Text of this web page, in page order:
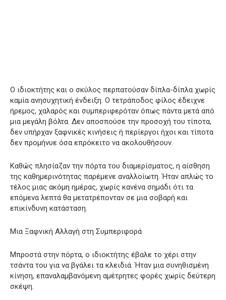
Ο ιδιοκτήτης και ο σκύλος περπατούσαν δίπλα-δίπλα χωρίς
καμία ανησυχητική ένδειξη. Ο τετράποδος φίλος έδειχνε
ήρεμος, χαλαρός και συμπεριφερόταν όπως πάντα μετά από
μια μεγάλη βόλτα. Δεν αποσπούσε την προσοχή του τίποτα,
δεν υπήρχαν ξαφνικές κινήσεις ή περίεργοι ήχοι και τίποτα
δεν προμήνυε όσα επρόκειτο να ακολουθήσουν.
Καθώς πλησίαζαν την πόρτα του διαμερίσματος, η αίσθηση
της καθημερινότητας παρέμενε αναλλοίωτη. Ήταν απλώς το
τέλος μιας ακόμη ημέρας, χωρίς κανένα σημάδι ότι τα
επόμενα λεπτά θα μετατρέπονταν σε μια σοβαρή και
επικίνδυνη κατάσταση.
Μια Ξαφνική Αλλαγή στη Συμπεριφορά
Μπροστά στην πόρτα, ο ιδιοκτήτης έβαλε το χέρι στην
τσάντα του για να βγάλει τα κλειδιά. Ήταν μια συνηθισμένη
κίνηση, επαναλαμβανόμενη αμέτρητες φορές χωρίς δεύτερη
σκέψη.